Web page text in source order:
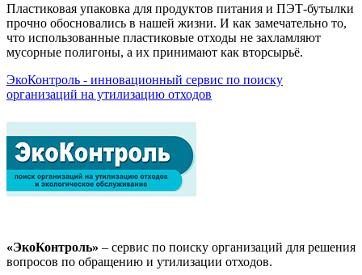
Пластиковая упаковка для продуктов питания и ПЭТ-бутылки
прочно обосновались в нашей жизни. И как замечательно то,
что использованные пластиковые отходы не захламляют
мусорные полигоны, а их принимают как вторсырьё.
ЭкоКонтроль - инновационный сервис по поиску
организаций на утилизацию отходов
«ЭкоКонтроль» – сервис по поиску организаций для решения
вопросов по обращению и утилизации отходов.